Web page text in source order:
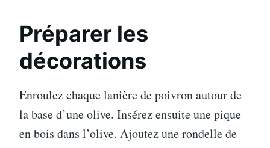
Préparer les
décorations
Enroulez chaque lanière de poivron autour de
la base d’une olive. Insérez ensuite une pique
en bois dans l’olive. Ajoutez une rondelle de